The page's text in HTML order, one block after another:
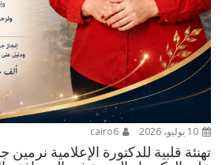
10 يوليو، 2026 cairo6
تهنئة قلبية للدكتورة الإعلامية